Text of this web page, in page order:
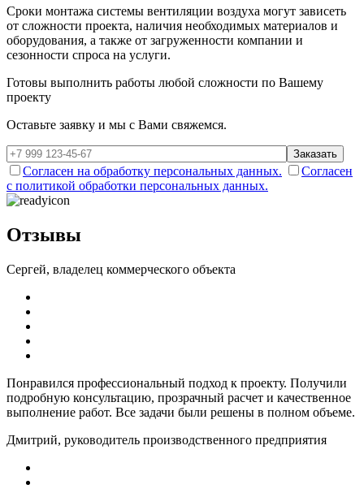
Сроки монтажа системы вентиляции воздуха могут зависеть
от сложности проекта, наличия необходимых материалов и
оборудования, а также от загруженности компании и
сезонности спроса на услуги.
Готовы выполнить работы любой сложности по Вашему
проекту
Оставьте заявку и мы с Вами свяжемся.
Заказать
Согласен на обработку персональных данных.
Согласен
с политикой обработки персональных данных.
Отзывы
Сергей, владелец коммерческого объекта
Понравился профессиональный подход к проекту. Получили
подробную консультацию, прозрачный расчет и качественное
выполнение работ. Все задачи были решены в полном объеме.
Дмитрий, руководитель производственного предприятия